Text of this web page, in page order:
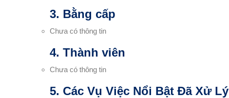
3. Bằng cấp
Chưa có thông tin
4. Thành viên
Chưa có thông tin
5. Các Vụ Việc Nổi Bật Đã Xử Lý